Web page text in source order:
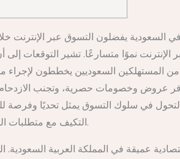
الإنترنت نموًا متسارعًا. تشير التوقعات
ذهبية لزيادة حجم الإنفاق الاستهلاكي عبر المنصات الرقمية. تُظهر الإحصائيات الحديثة أن أكثر من 75% من
عروض وخصومات حصرية، وتجنب
في سلوك التسوق يمثل تحديًا وفرصة
التكيف مع متطلبات السوق الرقمي المتغيرة.
عميقة في المملكة العربية